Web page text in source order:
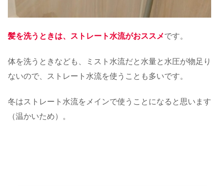
髪を洗うときは、ストレート水流がおススメです。
体を洗うときなども、ミスト水流だと水量と水圧が物足り
ないので、ストレート水流を使うことも多いです。
冬はストレート水流をメインで使うことになると思います
（温かいため）。